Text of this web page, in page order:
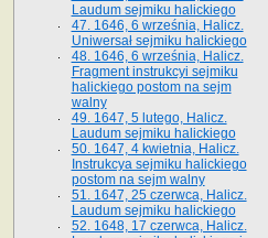
Laudum sejmiku halickiego
47. 1646, 6 września, Halicz.
Uniwersał sejmiku halickiego
48. 1646, 6 września, Halicz.
Fragment instrukcyi sejmiku
halickiego postom na sejm
walny
49. 1647, 5 lutego, Halicz.
Laudum sejmiku halickiego
50. 1647, 4 kwietnia, Halicz.
Instrukcya sejmiku halickiego
postom na sejm walny
51. 1647, 25 czerwca, Halicz.
Laudum sejmiku halickiego
52. 1648, 17 czerwca, Halicz.